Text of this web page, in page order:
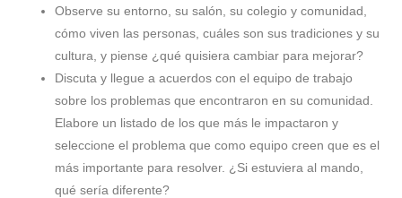
Observe su entorno, su salón, su colegio y comunidad,
cómo viven las personas, cuáles son sus tradiciones y su
cultura, y piense ¿qué quisiera cambiar para mejorar?
Discuta y llegue a acuerdos con el equipo de trabajo
sobre los problemas que encontraron en su comunidad.
Elabore un listado de los que más le impactaron y
seleccione el problema que como equipo creen que es el
más importante para resolver. ¿Si estuviera al mando,
qué sería diferente?